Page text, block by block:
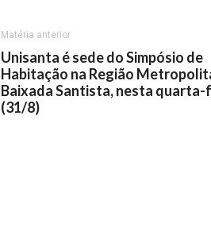
Matéria anterior
Unisanta é sede do Simpósio de
Habitação na Região
Baixada Santista, nesta quarta-
(31/8)